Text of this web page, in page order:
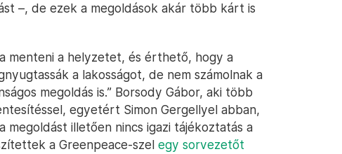
–, de ezek a megoldások akár több kárt is
menteni a helyzetet, és érthető, hogy a
a lakosságot, de nem számolnak a
megoldás is.” Borsody Gábor, aki több
egyetért Simon Gergellyel abban,
megoldást illetően nincs igazi tájékoztatás a
a Greenpeace-szel egy sorvezetőt